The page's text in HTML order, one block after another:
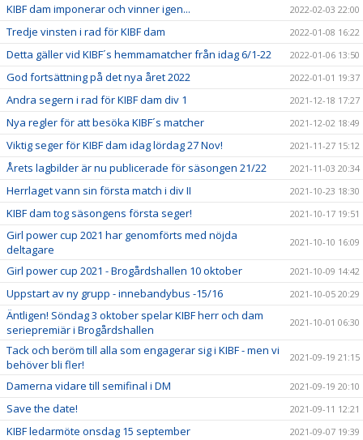
KIBF dam imponerar och vinner igen... 2022-02-03 22:00
Tredje vinsten i rad för KIBF dam 2022-01-08 16:22
Detta gäller vid KIBF´s hemmamatcher från idag 6/1-22 2022-01-06 13:50
God fortsättning på det nya året 2022 2022-01-01 19:37
Andra segern i rad för KIBF dam div 1 2021-12-18 17:27
Nya regler för att besöka KIBF´s matcher 2021-12-02 18:49
Viktig seger för KIBF dam idag lördag 27 Nov! 2021-11-27 15:12
Årets lagbilder är nu publicerade för säsongen 21/22 2021-11-03 20:34
Herrlaget vann sin första match i div II 2021-10-23 18:30
KIBF dam tog säsongens första seger! 2021-10-17 19:51
Girl power cup 2021 har genomförts med nöjda
deltagare
2021-10-10 16:09
Girl power cup 2021 - Brogårdshallen 10 oktober 2021-10-09 14:42
Uppstart av ny grupp - innebandybus -15/16 2021-10-05 20:29
Äntligen! Söndag 3 oktober spelar KIBF herr och dam
seriepremiär i Brogårdshallen
2021-10-01 06:30
Tack och beröm till alla som engagerar sig i KIBF - men vi
behöver bli fler!
2021-09-19 21:15
Damerna vidare till semifinal i DM 2021-09-19 20:10
Save the date! 2021-09-11 12:21
KIBF ledarmöte onsdag 15 september 2021-09-07 19:39